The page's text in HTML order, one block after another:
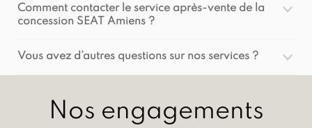
Comment contacter le service après-vente de la
concession SEAT Amiens ?
Vous avez d’autres questions sur nos services ?
Nos engagements